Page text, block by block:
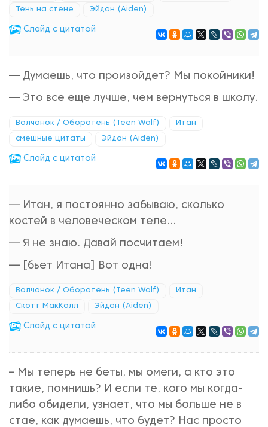
Тень на стене Эйдан (Aiden)
Cлайд с цитатой
— Думаешь, что произойдет? Мы покойники!
— Это все еще лучше, чем вернуться в школу.
Волчонок / Оборотень (Teen Wolf) Итан
смешные цитаты Эйдан (Aiden)
Cлайд с цитатой
— Итан, я постоянно забываю, сколько
костей в человеческом теле...
— Я не знаю. Давай посчитаем!
— [бьет Итана] Вот одна!
Волчонок / Оборотень (Teen Wolf) Итан
Скотт МакКолл Эйдан (Aiden)
Cлайд с цитатой
– Мы теперь не беты, мы омеги, а кто это
такие, помнишь? И если те, кого мы когда-
либо обидели, узнает, что мы больше не в
стае, как думаешь, что будет? Нас просто